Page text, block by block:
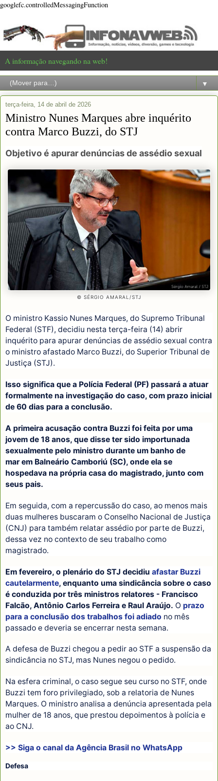
googlefc.controlledMessagingFunction
A informação navegando na web!
▼
terça-feira, 14 de abril de 2026
Ministro Nunes Marques abre inquérito
contra Marco Buzzi, do STJ
Objetivo é apurar denúncias de assédio sexual
© SÉRGIO AMARAL/STJ
O ministro Kassio Nunes Marques, do Supremo Tribunal
Federal (STF), decidiu nesta terça-feira (14) abrir
inquérito para apurar denúncias de assédio sexual contra
o ministro afastado Marco Buzzi, do Superior Tribunal de
Justiça (STJ).
Isso significa que a Polícia Federal (PF) passará a atuar
formalmente na investigação do caso, com prazo inicial
de 60 dias para a conclusão.
A primeira acusação contra Buzzi foi feita por uma
jovem de 18 anos, que disse ter sido importunada
sexualmente pelo ministro durante um banho de
mar em Balneário Camboriú (SC), onde ela se
hospedava na própria casa do magistrado, junto com
seus pais.
Em seguida, com a repercussão do caso, ao menos mais
duas mulheres buscaram o Conselho Nacional de Justiça
(CNJ) para também relatar assédio por parte de Buzzi,
dessa vez no contexto de seu trabalho como
magistrado.
Em fevereiro, o plenário do STJ decidiu afastar Buzzi
cautelarmente, enquanto uma sindicância sobre o caso
é conduzida por três ministros relatores - Francisco
Falcão, Antônio Carlos Ferreira e Raul Araújo. O prazo
para a conclusão dos trabalhos foi adiado no mês
passado e deveria se encerrar nesta semana.
A defesa de Buzzi chegou a pedir ao STF a suspensão da
sindicância no STJ, mas Nunes negou o pedido.
Na esfera criminal, o caso segue seu curso no STF, onde
Buzzi tem foro privilegiado, sob a relatoria de Nunes
Marques. O ministro analisa a denúncia apresentada pela
mulher de 18 anos, que prestou depoimentos à polícia e
ao CNJ.
>> Siga o canal da Agência Brasil no WhatsApp
Defesa